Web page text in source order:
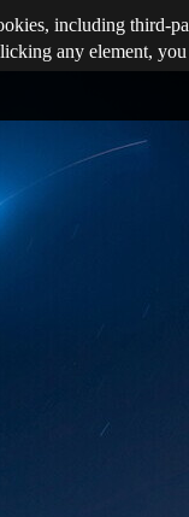
including third-
any element,